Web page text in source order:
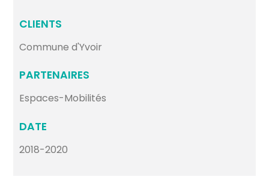
CLIENTS
Commune d'Yvoir
PARTENAIRES
Espaces-Mobilités
DATE
2018-2020